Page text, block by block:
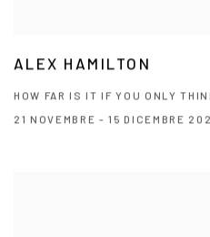
ALEX HAMILTON
HOW FAR IS IT IF YOU ONLY
21 NOVEMBRE - 15 DICEMBRE